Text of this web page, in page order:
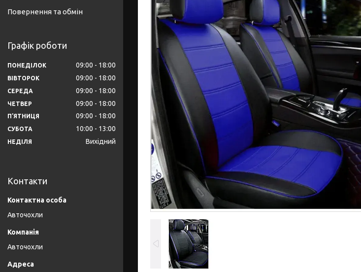
Повернення та обмін
Графік роботи
ПОНЕДІЛОК 09:00 18:00
ВІВТОРОК 09:00 18:00
СЕРЕДА 09:00 18:00
ЧЕТВЕР 09:00 18:00
ПʼЯТНИЦЯ 09:00 18:00
СУБОТА 10:00 13:00
НЕДІЛЯ Вихідний
Контакти
Авточохли
Авточохли